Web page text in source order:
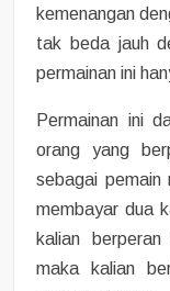
kemenangan
tak beda jauh
permainan ini
Permainan ini
orang yang
sebagai pemain
membayar dua
kalian
maka kalian